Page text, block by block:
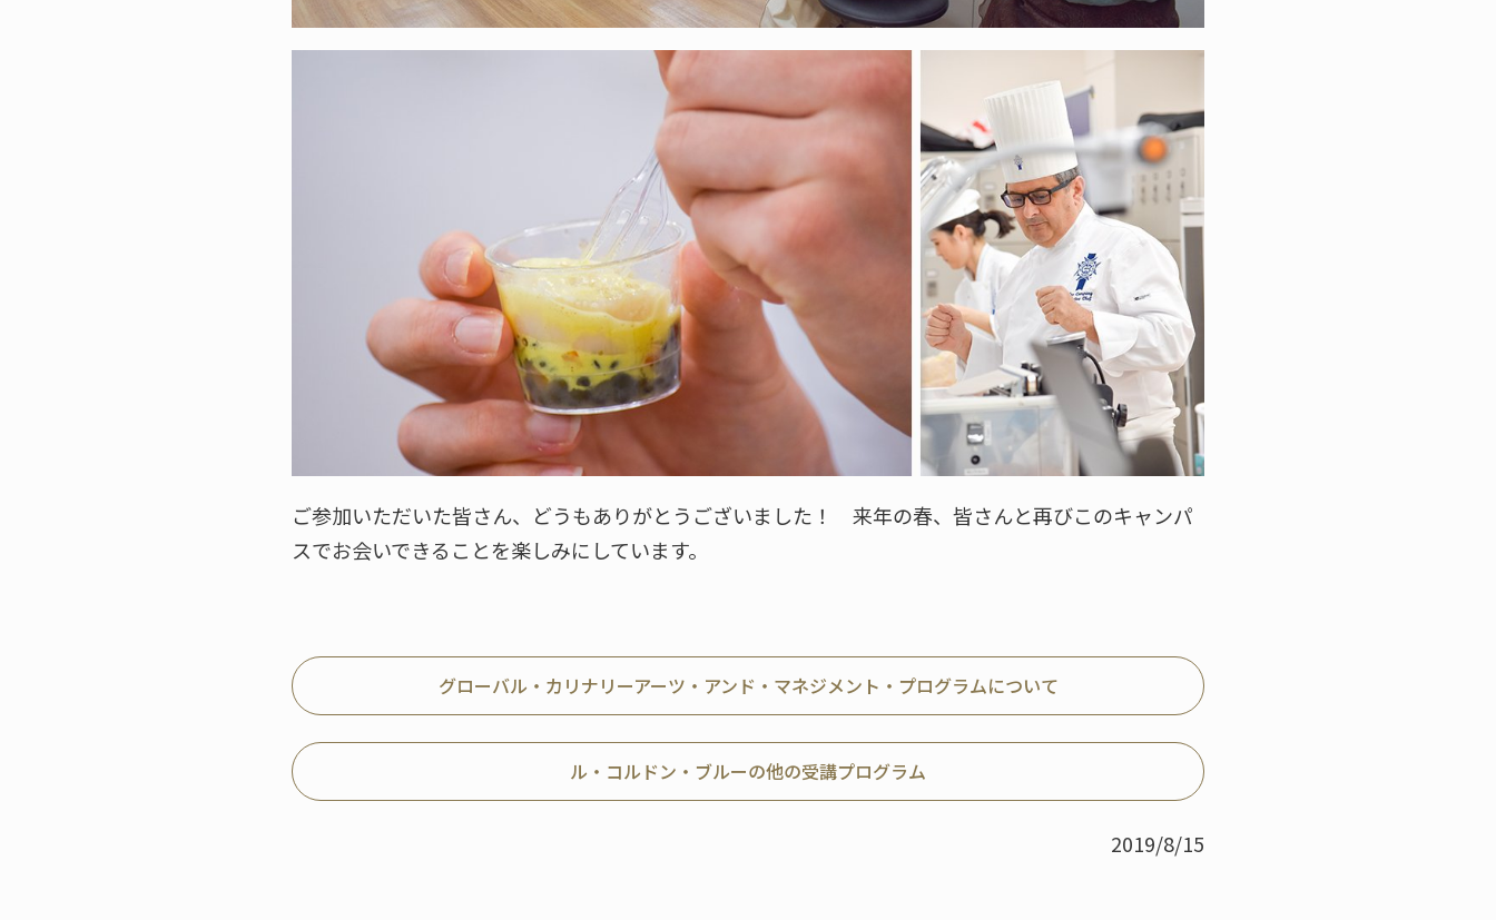
ご参加いただいた皆さん、どうもありがとうございました！ 来年の春、皆さんと再びこのキャンパ
スでお会いできることを楽しみにしています。
グローバル・カリナリーアーツ・アンド・マネジメント・プログラムについて
ル・コルドン・ブルーの他の受講プログラム
2019/8/15